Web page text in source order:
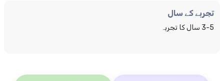
تجربے کے سال
3-5 سال کا تجربہ